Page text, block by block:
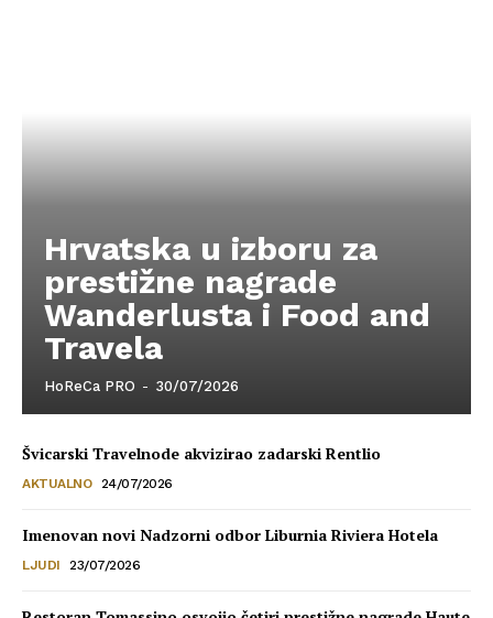
Hrvatska u izboru za
prestižne nagrade
Wanderlusta i Food and
Travela
HoReCa PRO - 30/07/2026
Švicarski Travelnode akvizirao zadarski Rentlio
AKTUALNO 24/07/2026
Imenovan novi Nadzorni odbor Liburnia Riviera Hotela
LJUDI 23/07/2026